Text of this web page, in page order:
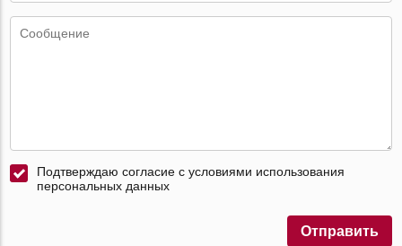
Подтверждаю согласие с условиями использования
персональных данных
Отправить